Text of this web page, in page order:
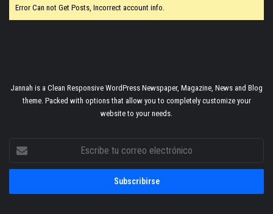
Error Can not Get Posts, Incorrect account info.
Jannah is a Clean Responsive WordPress Newspaper, Magazine, News and Blog
theme. Packed with options that allow you to completely customize your
website to your needs.
correo